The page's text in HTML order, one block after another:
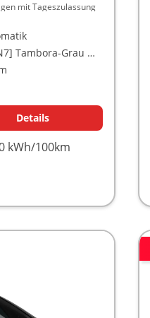
mit Tageszulassung
[N7N7] Tambora-Grau Metallic
Details
kWh/100km